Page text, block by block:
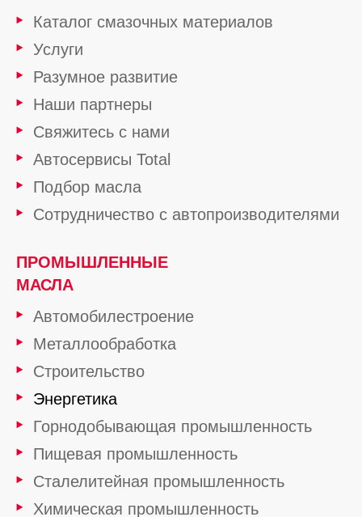
Каталог смазочных материалов
Услуги
Разумное развитие
Наши партнеры
Свяжитесь с нами
Автосервисы Total
Подбор масла
Сотрудничество с автопроизводителями
ПРОМЫШЛЕННЫЕ
МАСЛА
Автомобилестроение
Металлообработка
Строительство
Энергетика
Горнодобывающая промышленность
Пищевая промышленность
Сталелитейная промышленность
Химическая промышленность